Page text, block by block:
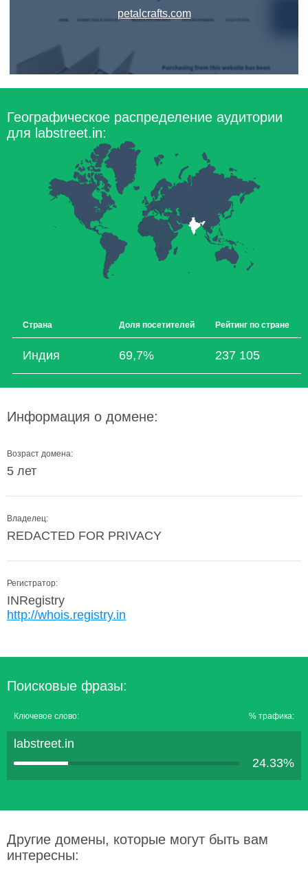
petalcrafts.com
Географическое распределение аудитории
для labstreet.in:
Страна Доля посетителей Рейтинг по стране
Индия 69,7% 237 105
Информация о домене:
Возраст домена:
5 лет
Владелец:
REDACTED FOR PRIVACY
Регистратор:
INRegistry
http://whois.registry.in
Поисковые фразы:
Ключевое слово: % трафика:
labstreet.in
24.33%
Другие домены, которые могут быть вам
интересны: